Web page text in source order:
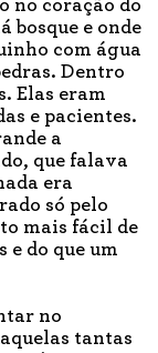
no coração do
bosque e onde
com água
Dentro
Elas eram
e pacientes.
a
que falava
era
só pelo
mais fácil de
e do que um
no
tantas